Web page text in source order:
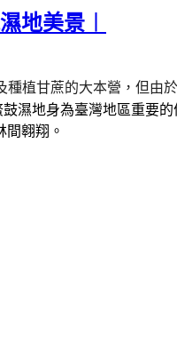
地美景︱
植甘蔗的大本營，但由
鼓濕地身為臺灣地區重要
翱翔。